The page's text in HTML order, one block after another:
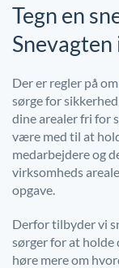
Tegn en
Snevagten
Der er regler på
sørge for
dine arealer fri for
være med til at
medarbejdere og
virksomheds
opgave.
Derfor tilbyder vi
sørger for at holde
høre mere om